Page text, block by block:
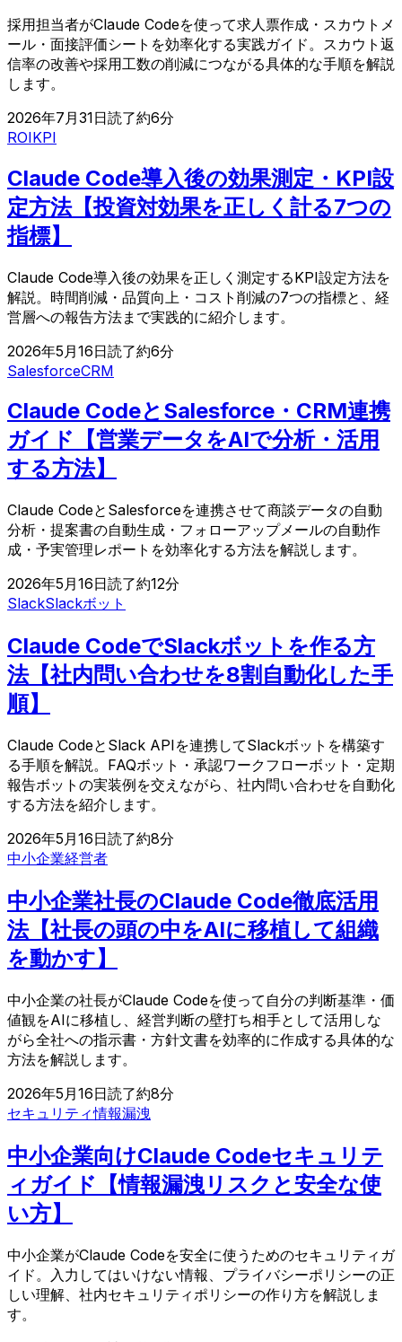
採用担当者がClaude Codeを使って求人票作成・スカウトメ
ール・面接評価シートを効率化する実践ガイド。スカウト返
信率の改善や採用工数の削減につながる具体的な手順を解説
します。
2026年7月31日読了約6分
ROIKPI
Claude Code導入後の効果測定・KPI設
定方法【投資対効果を正しく計る7つの
指標】
Claude Code導入後の効果を正しく測定するKPI設定方法を
解説。時間削減・品質向上・コスト削減の7つの指標と、経
営層への報告方法まで実践的に紹介します。
2026年5月16日読了約6分
SalesforceCRM
Claude CodeとSalesforce・CRM連携
ガイド【営業データをAIで分析・活用
する方法】
Claude CodeとSalesforceを連携させて商談データの自動
分析・提案書の自動生成・フォローアップメールの自動作
成・予実管理レポートを効率化する方法を解説します。
2026年5月16日読了約12分
SlackSlackボット
Claude CodeでSlackボットを作る方
法【社内問い合わせを8割自動化した手
順】
Claude CodeとSlack APIを連携してSlackボットを構築す
る手順を解説。FAQボット・承認ワークフローボット・定期
報告ボットの実装例を交えながら、社内問い合わせを自動化
する方法を紹介します。
2026年5月16日読了約8分
中小企業経営者
中小企業社長のClaude Code徹底活用
法【社長の頭の中をAIに移植して組織
を動かす】
中小企業の社長がClaude Codeを使って自分の判断基準・価
値観をAIに移植し、経営判断の壁打ち相手として活用しな
がら全社への指示書・方針文書を効率的に作成する具体的な
方法を解説します。
2026年5月16日読了約8分
セキュリティ情報漏洩
中小企業向けClaude Codeセキュリテ
ィガイド【情報漏洩リスクと安全な使
い方】
中小企業がClaude Codeを安全に使うためのセキュリティガ
イド。入力してはいけない情報、プライバシーポリシーの正
しい理解、社内セキュリティポリシーの作り方を解説しま
す。